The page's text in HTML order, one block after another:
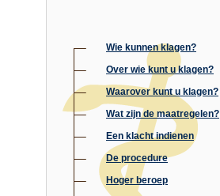
Wie kunnen klagen?
Over wie kunt u klagen?
Waarover kunt u klagen?
Wat zijn de maatregelen?
Een klacht indienen
De procedure
Hoger beroep